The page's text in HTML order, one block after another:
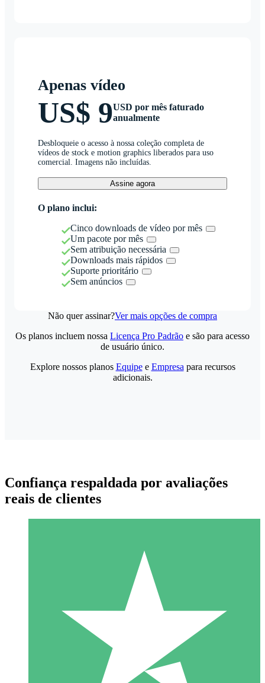
Apenas vídeo
US$ 9USD por mês faturado
anualmente
Desbloqueie o acesso à nossa coleção completa de
vídeos de stock e motion graphics liberados para uso
comercial. Imagens não incluídas.
Assine agora
O plano inclui:
Cinco downloads de vídeo por mês
Um pacote por mês
Sem atribuição necessária
Downloads mais rápidos
Suporte prioritário
Sem anúncios
Não quer assinar?Ver mais opções de compra
Pacotes de Créditos Individuais
Pague conforme o uso com créditos de download. Sem
1000
Os planos incluem nossa Licença Pro Padrão e são para acesso
de usuário único.
Explore nossos planos Equipee Empresa para recursos
adicionais.
Confiança respaldada por avaliações
reais de clientes